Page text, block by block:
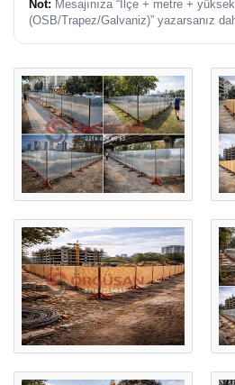
Not: Mesajınıza “İlçe + metre +
(OSB/Trapez/Galvaniz)” yazarsanız